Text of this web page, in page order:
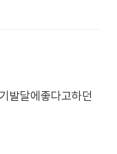
발달에좋다고하던